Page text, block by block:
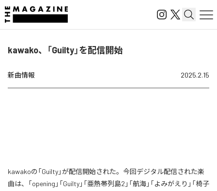
kawako、「Guilty」を配信開始
新曲情報 2025.2.15
kawakoの「Guilty」が配信開始された。今回デジタル配信された楽
曲は、「opening」「Guilty」「亜熱帯列島2」「航海」「よみがえり」「椅子